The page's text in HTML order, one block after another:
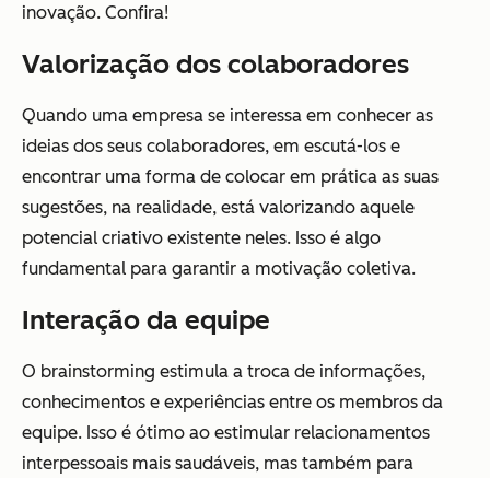
inovação. Confira!
Valorização dos colaboradores
Quando uma empresa se interessa em conhecer as
ideias dos seus colaboradores, em escutá-los e
encontrar uma forma de colocar em prática as suas
sugestões, na realidade, está valorizando aquele
potencial criativo existente neles. Isso é algo
fundamental para garantir a motivação coletiva.
Interação da equipe
O brainstorming estimula a troca de informações,
conhecimentos e experiências entre os membros da
equipe. Isso é ótimo ao estimular relacionamentos
interpessoais mais saudáveis, mas também para